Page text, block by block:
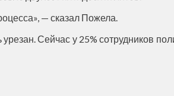
— сказал Пожела.
Сейчас у 25% сотрудников